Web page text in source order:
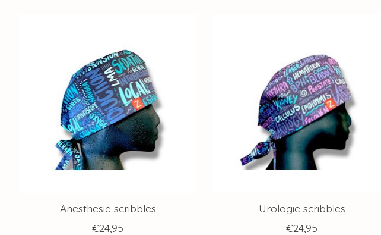
Anesthesie scribbles
€24,95
Urologie scribbles
€24,95